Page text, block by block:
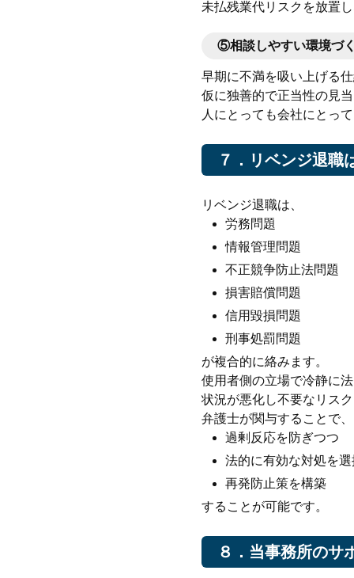
未払残業代リスクを放置
⑤相談しやすい環境づ
早期に不満を吸い上げる
仮に独善的で正当性の見
人にとっても会社にとっ
７．リベンジ退職
リベンジ退職は、
労務問題
情報管理問題
不正競争防止法問題
損害賠償問題
信用毀損問題
刑事処罰問題
が複合的に絡みます。
使用者側の立場で冷静に
状況が悪化し不要なリス
弁護士が関与することで、
過剰反応を防ぎつつ
法的に有効な対処を
再発防止策を構築
することが可能です。
８．当事務所のサ